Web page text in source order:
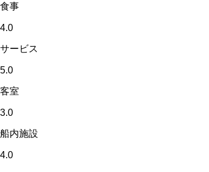
食事
4.0
サービス
5.0
客室
3.0
船内施設
4.0